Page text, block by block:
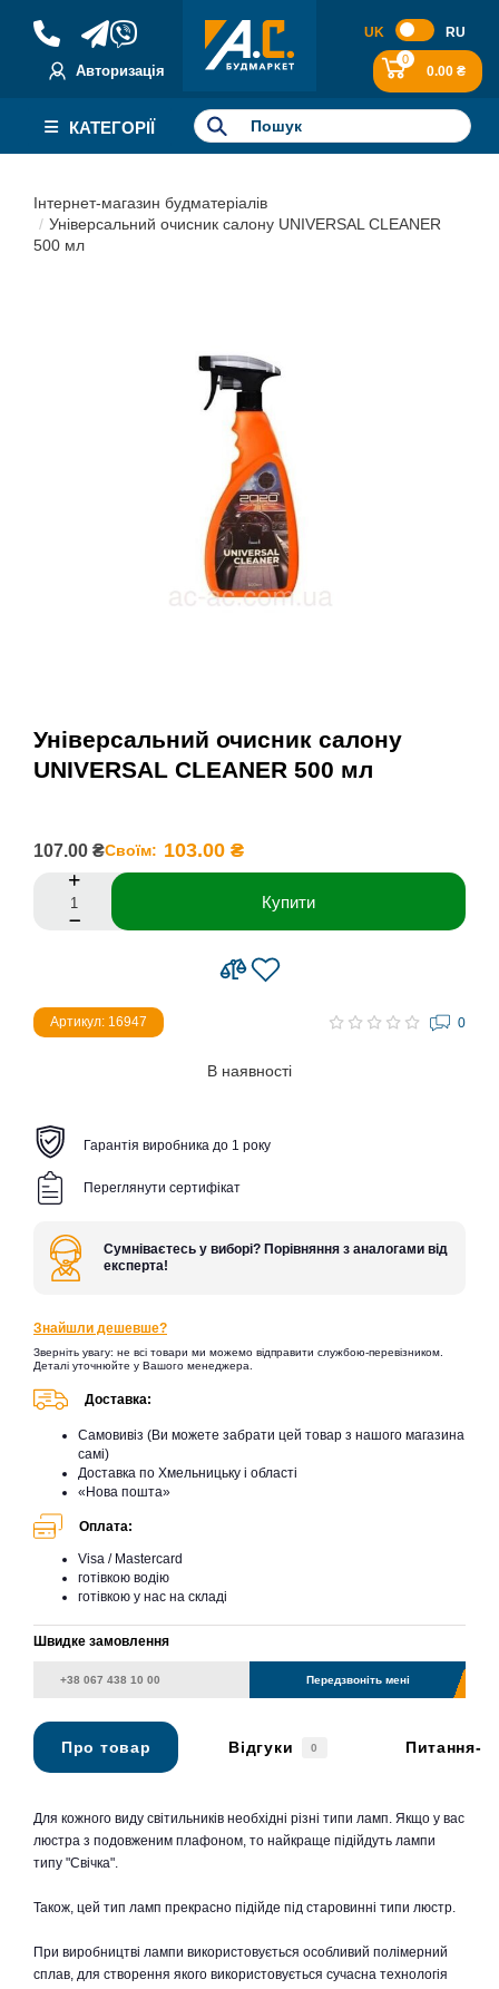
Авторизація
UK RU
0
0.00 ₴
КАТЕГОРІЇ
Інтернет-магазин будматеріалів
Універсальний очисник салону UNIVERSAL CLEANER
500 мл
Універсальний очисник салону
UNIVERSAL CLEANER 500 мл
107.00 ₴Своїм: 103.00 ₴
Купити
Артикул: 16947 0
В наявності
Гарантія виробника до 1 року
Переглянути сертифікат
Сумніваєтесь у виборі? Порівняння з аналогами від
експерта!
Знайшли дешевше?
Зверніть увагу: не всі товари ми можемо відправити службою-перевізником.
Деталі уточнюйте у Вашого менеджера.
Доставка:
Самовивіз (Ви можете забрати цей товар з нашого магазина
самі)
Доставка по Хмельницьку і області
«Нова пошта»
Оплата:
Visa / Mastercard
готівкою водію
готівкою у нас на складі
Швидке замовлення
Передзвоніть мені
Про товар Відгуки 0 Питання-
Для кожного виду світильників необхідні різні типи ламп. Якщо у вас
люстра з подовженим плафоном, то найкраще підійдуть лампи
типу "Свічка".
Також, цей тип ламп прекрасно підійде під старовинні типи люстр.
При виробництві лампи використовується особливий полімерний
сплав, для створення якого використовується сучасна технологія